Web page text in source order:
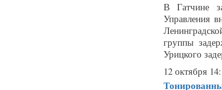
В Гатчине
Управления
группы
Урицкого
12 октября